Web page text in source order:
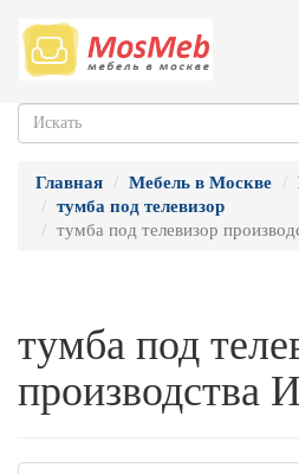
Главная Мебель в Москве
тумба под телевизор
тумба под телевизор
тумба под
производства